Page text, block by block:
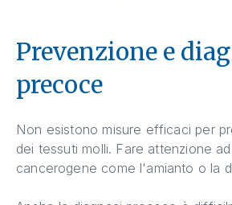
Prevenzione e
precoce
Non esistono misure efficaci per
dei tessuti molli. Fare attenzione
cancerogene come l'amianto o la